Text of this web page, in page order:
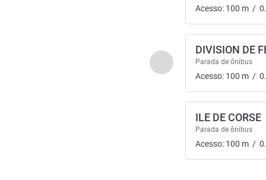
Anterior - Acesso e
Acesso: 100 m /
DIVISION DE
Parada de ônibus
Acesso: 100 m /
ILE DE CORSE
Parada de ônibus
Acesso: 100 m /